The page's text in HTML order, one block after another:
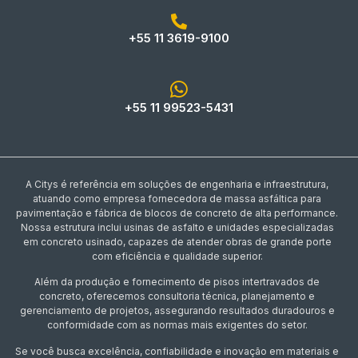
+55 11 3619-9100
+55 11 99523-5431
A Citys é referência em soluções de engenharia e infraestrutura,
atuando como empresa fornecedora de massa asfáltica para
pavimentação e fábrica de blocos de concreto de alta performance.
Nossa estrutura inclui usinas de asfalto e unidades especializadas
em concreto usinado, capazes de atender obras de grande porte
com eficiência e qualidade superior.
Além da produção e fornecimento de pisos intertravados de
concreto, oferecemos consultoria técnica, planejamento e
gerenciamento de projetos, assegurando resultados duradouros e
conformidade com as normas mais exigentes do setor.
Se você busca excelência, confiabilidade e inovação em materiais e